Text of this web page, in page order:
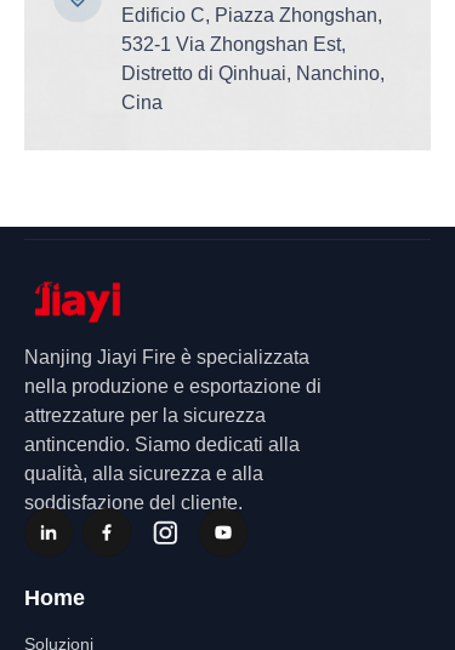
Edificio C, Piazza Zhongshan,
532-1 Via Zhongshan Est,
Distretto di Qinhuai, Nanchino,
Cina
Home
Soluzioni
Nanjing Jiayi Fire è specializzata
nella produzione e esportazione di
attrezzature per la sicurezza
antincendio. Siamo dedicati alla
qualità, alla sicurezza e alla
soddisfazione del cliente.